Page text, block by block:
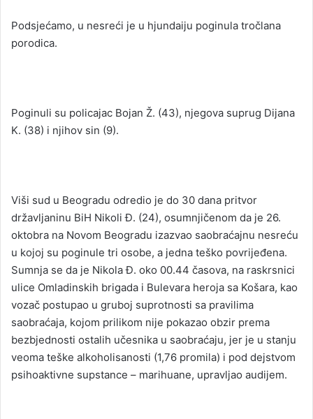
Podsjećamo, u nesreći je u hjundaiju poginula tročlana
porodica.
Poginuli su policajac Bojan Ž. (43), njegova suprug Dijana
K. (38) i njihov sin (9).
Viši sud u Beogradu odredio je do 30 dana pritvor
državljaninu BiH Nikoli Đ. (24), osumnjičenom da je 26.
oktobra na Novom Beogradu izazvao saobraćajnu nesreću
u kojoj su poginule tri osobe, a jedna teško povrijeđena.
Sumnja se da je Nikola Đ. oko 00.44 časova, na raskrsnici
ulice Omladinskih brigada i Bulevara heroja sa Košara, kao
vozač postupao u gruboj suprotnosti sa pravilima
saobraćaja, kojom prilikom nije pokazao obzir prema
bezbjednosti ostalih učesnika u saobraćaju, jer je u stanju
veoma teške alkoholisanosti (1,76 promila) i pod dejstvom
psihoaktivne supstance – marihuane, upravljao audijem.